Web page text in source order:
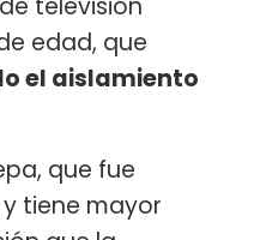
de televisión
edad, que
el aislamiento
que fue
tiene mayor